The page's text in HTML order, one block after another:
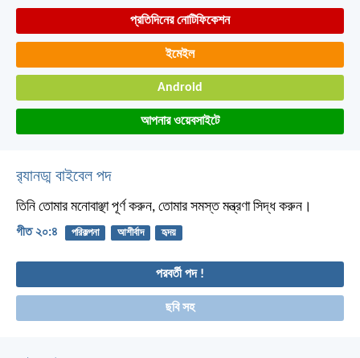
প্রতিদিনের নোটিফিকেশন
ইমেইল
Android
আপনার ওয়েবসাইটে
র‌্যানড্ম বাইবেল পদ
তিনি তোমার মনোবাঞ্ছা পূর্ণ করুন, তোমার সমস্ত মন্ত্রণা সিদ্ধ করুন।
গীত ২০:৪ পরিকল্পনা আশীর্বাদ হৃদয়
পরবর্তী পদ !
ছবি সহ